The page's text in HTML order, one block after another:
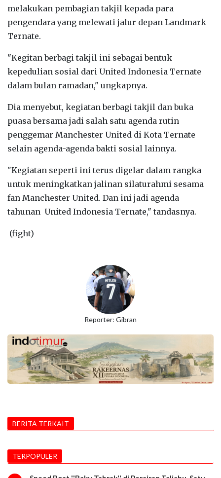
melakukan pembagian takjil kepada para
pengendara yang melewati jalur depan Landmark
Ternate.
"Kegitan berbagi takjil ini sebagai bentuk
kepedulian sosial dari United Indonesia Ternate
dalam bulan ramadan," ungkapnya.
Dia menyebut, kegiatan berbagi takjil dan buka
puasa bersama jadi salah satu agenda rutin
penggemar Manchester United di Kota Ternate
selain agenda-agenda bakti sosial lainnya.
"Kegiatan seperti ini terus digelar dalam rangka
untuk meningkatkan jalinan silaturahmi sesama
fan Manchester United. Dan ini jadi agenda
tahunan United Indonesia Ternate," tandasnya.
(fight)
Reporter: Gibran
BERITA TERKAIT
TERPOPULER